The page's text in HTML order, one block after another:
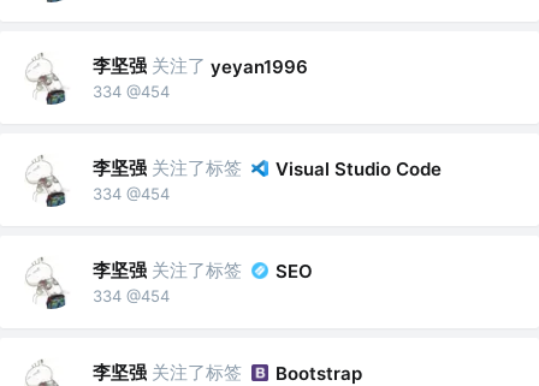
李坚强 关注了 yeyan1996
334 @454
李坚强 关注了标签 Visual Studio Code
334 @454
李坚强 关注了标签 SEO
334 @454
李坚强 关注了标签 Bootstrap